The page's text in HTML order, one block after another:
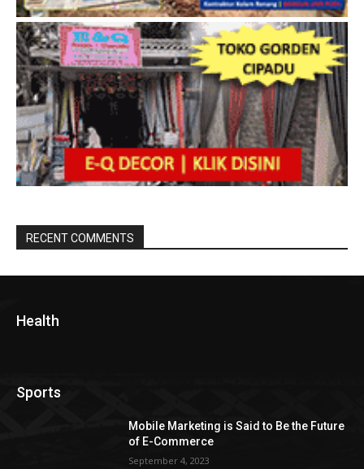
RECENT COMMENTS
Health
Sports
Mobile Marketing is Said to Be the Future
of E-Commerce
September 4, 2023